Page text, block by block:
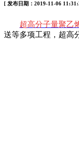
[ 发布日期：2019-11-06
超高分子量聚乙
送等多项工程，超高